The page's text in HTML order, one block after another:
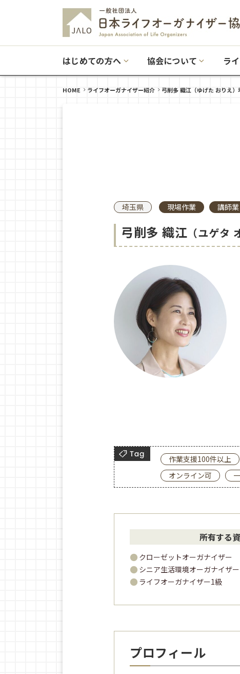
はじめての方へ 協会について ラ
HOME ライフオーガナイザー紹介 弓削多 織江（ゆげた おりえ
埼玉県 現場作業 講師業
弓削多 織江 （ユゲタ
作業支援100件以上
オンライン可
所有する
クローゼットオーガナイザー
シニア生活環境オーガナイザー
ライフオーガナイザー1級
プロフィール